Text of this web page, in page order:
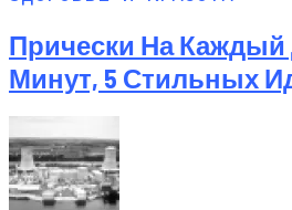
Прически На Каждый
Минут, 5 Стильных